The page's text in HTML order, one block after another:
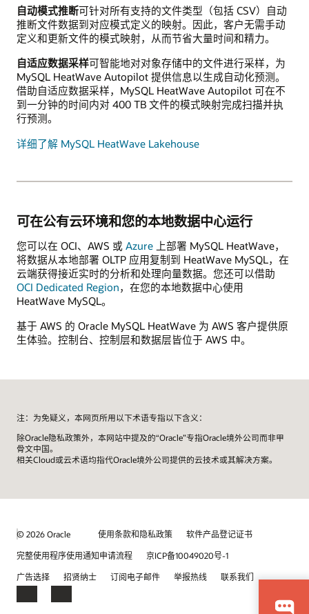
自动模式推断可针对所有支持的文件类型（包括 CSV）自动
推断文件数据到对应模式定义的映射。因此，客户无需手动
定义和更新文件的模式映射，从而节省大量时间和精力。
自适应数据采样可智能地对对象存储中的文件进行采样，为
MySQL HeatWave Autopilot 提供信息以生成自动化预测。
借助自适应数据采样，MySQL HeatWave Autopilot 可在不
到一分钟的时间内对 400 TB 文件的模式映射完成扫描并执
行预测。
详细了解 MySQL HeatWave Lakehouse
可在公有云环境和您的本地数据中心运行
您可以在 OCI、AWS 或 Azure 上部署 MySQL HeatWave，
将数据从本地部署 OLTP 应用复制到 HeatWave MySQL，在
云端获得接近实时的分析和处理向量数据。您还可以借助
OCI Dedicated Region，在您的本地数据中心使用
HeatWave MySQL。
基于 AWS 的 Oracle MySQL HeatWave 为 AWS 客户提供原
生体验。控制台、控制层和数据层皆位于 AWS 中。
注：为免疑义，本网页所用以下术语专指以下含义：
除Oracle隐私政策外，本网站中提及的“Oracle”专指Oracle境外公司而非甲
骨文中国。
相关Cloud或云术语均指代Oracle境外公司提供的云技术或其解决方案。
© 2026 Oracle 使用条款和隐私政策
软件产品登记证书
完整使用程序使用通知申请流程
京ICP备10049020号-1
广告选择
招贤纳士 订阅电子邮件 举报热线 联系我们